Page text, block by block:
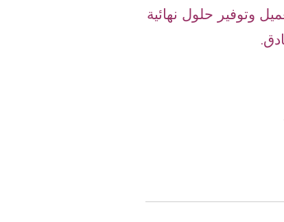
وتوفير حلول نهائية